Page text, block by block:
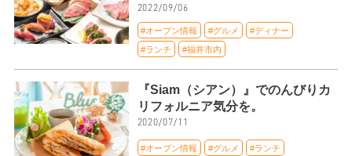
2022/09/06
#オープン情報 #グルメ #ディナー
#ランチ #福井市内
『Siam（シアン）』でのんびりカ
リフォルニア気分を。
2020/07/11
#オープン情報 #グルメ #ランチ